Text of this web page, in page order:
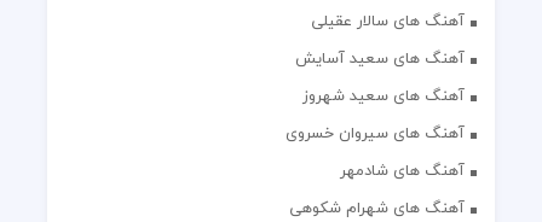
آهنگ های سالار عقیلی
آهنگ های سعید آسایش
آهنگ های سعید شهروز
آهنگ های سیروان خسروی
آهنگ های شادمهر
آهنگ های شهرام شکوهی